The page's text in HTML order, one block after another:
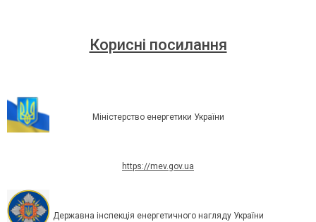
Корисні посилання
Міністерство енергетики України
https://mev.gov.ua
Державна інспекція енергетичного нагляду України